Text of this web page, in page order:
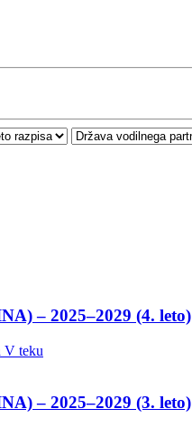
– 2025–2029 (4. leto)
V teku
– 2025–2029 (3. leto)